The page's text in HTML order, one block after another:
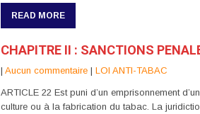
READ MORE
CHAPITRE II : SANCTIONS
| Aucun commentaire | LOI ANTI-TABAC
ARTICLE 22 Est puni d’un emprisonnement
culture ou à la fabrication du tabac. La